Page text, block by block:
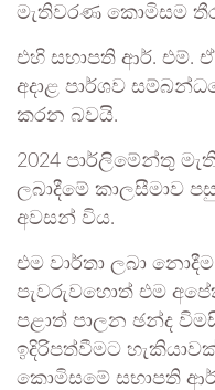
මැතිවරණ කොමිසම
එහි සභාපති ආර්. එම්.
අදාළ පාර්ශව
කරන බවයි.
2024 පාර්ලිමේන්තු
ලබාදීමේ කාලසීමාව
අවසන් විය.
එම වාර්තා ලබා
පැවරුවහොත් එම
පළාත් පාලන ඡන්ද
ඉදිරිපත්වීමට
කොමිසමේ සභාපති